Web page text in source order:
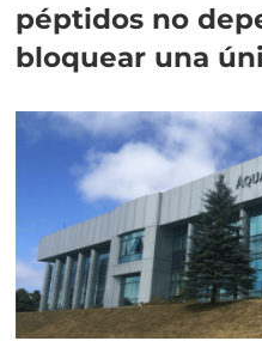
péptidos no
bloquear una